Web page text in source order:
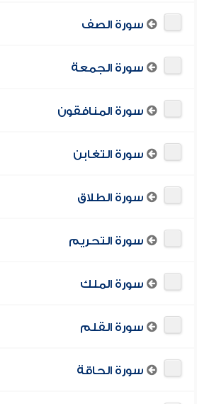
سورة الصف
سورة الجمعة
سورة المنافقون
سورة التغابن
سورة الطلاق
سورة التحريم
سورة الملك
سورة القلم
سورة الحاقة